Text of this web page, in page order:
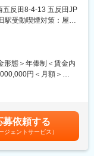
の技術に精通している
GitLab
度）を実施し、その後
やIaCによる標準化、
開発者の負担が少な
を実現していただき
け絶えず改善を続け、
上を推進できる方を求
開発プロセス全体を最
自動デプロイの仕組
五反田8-4-13 五反田JP
受動喫煙対策：屋内
リモートワーク含
形態＞年俸制＜賃金内
円＜月額＞
。
募依頼する
ジェントサービス）